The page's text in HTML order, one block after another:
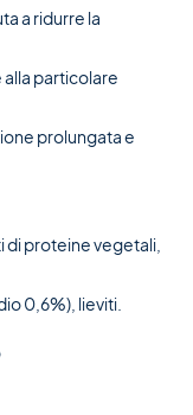
a ridurre la
alla particolare
prolungata e
proteine vegetali,
0,6%), lieviti.